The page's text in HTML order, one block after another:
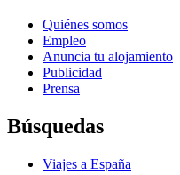
Quiénes somos
Empleo
Anuncia tu alojamiento
Publicidad
Prensa
Búsquedas
Viajes a España